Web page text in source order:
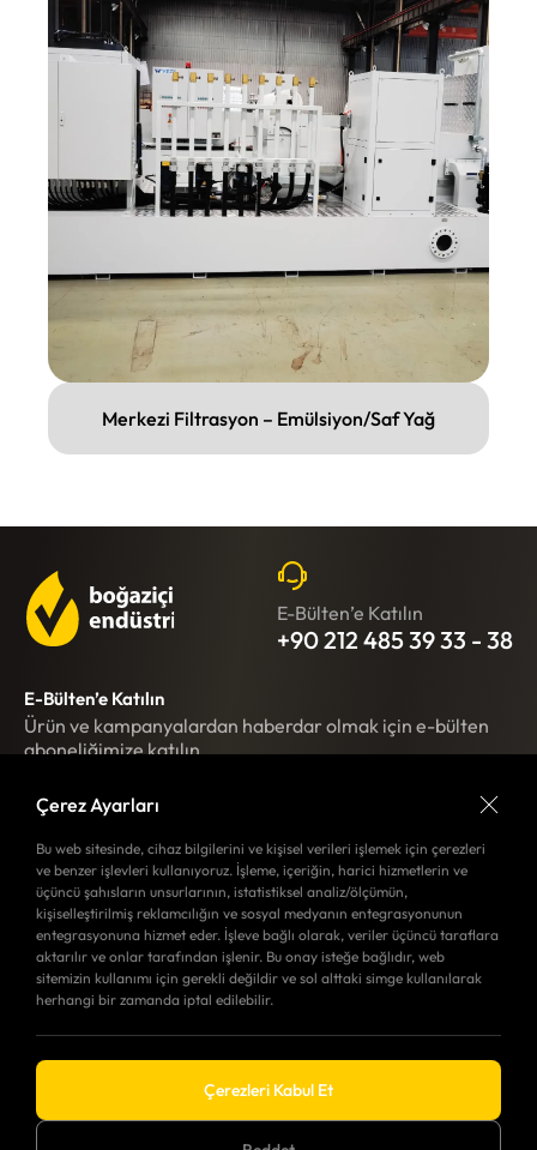
Merkezi Filtrasyon – Emülsiyon/Saf Yağ
E-Bülten’e Katılın
+90 212 485 39 33 - 38
E-Bülten’e Katılın
+90 212 485 39 35 - 36
E-Bülten’e Katılın
Ürün ve kampanyalardan haberdar olmak için e-bülten
aboneliğimize katılın.
Merkez OfisDepo
Yol Tarifi Al
Yol
Tarifi
Al
KURUMSAL
ÜRÜN GRUPLARI
Sosyal Medya’da Biz
Çerez Ayarları
Bu web sitesinde, cihaz bilgilerini ve kişisel verileri işlemek için çerezleri
ve benzer işlevleri kullanıyoruz. İşleme, içeriğin, harici hizmetlerin ve
üçüncü şahısların unsurlarının, istatistiksel analiz/ölçümün,
kişiselleştirilmiş reklamcılığın ve sosyal medyanın entegrasyonunun
entegrasyonuna hizmet eder. İşleve bağlı olarak, veriler üçüncü taraflara
aktarılır ve onlar tarafından işlenir. Bu onay isteğe bağlıdır, web
sitemizin kullanımı için gerekli değildir ve sol alttaki simge kullanılarak
herhangi bir zamanda iptal edilebilir.
Çerezleri Kabul Et